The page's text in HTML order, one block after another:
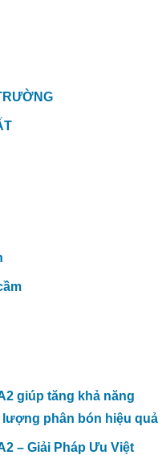
giúp tăng khả năng
phân bón hiệu quả
– Giải Pháp Ưu Việt